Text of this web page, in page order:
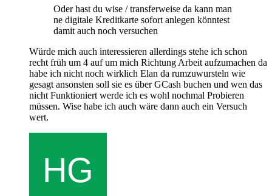
Oder hast du wise / transferweise da kann man
ne digitale Kreditkarte sofort anlegen könntest
damit auch noch versuchen
Würde mich auch interessieren allerdings stehe ich schon
recht früh um 4 auf um mich Richtung Arbeit aufzumachen da
habe ich nicht noch wirklich Elan da rumzuwursteln wie
gesagt ansonsten soll sie es über GCash buchen und wen das
nicht Funktioniert werde ich es wohl nochmal Probieren
müssen. Wise habe ich auch wäre dann auch ein Versuch
wert.